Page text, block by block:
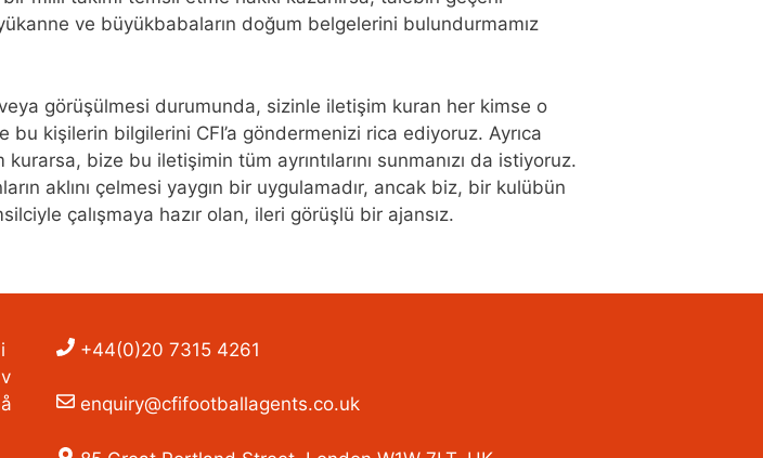
ve büyükbabaların doğum belgelerini bulundurmamız
görüşülmesi durumunda, sizinle iletişim kuran her kimse o
kişilerin bilgilerini CFI’a göndermenizi rica ediyoruz. Ayrıca
bize bu iletişimin tüm ayrıntılarını sunmanızı da istiyoruz.
aklını çelmesi yaygın bir uygulamadır, ancak biz, bir kulübün
çalışmaya hazır olan, ileri görüşlü bir ajansız.
+44(0)20 7315 4261
enquiry@cfifootballagents.co.uk